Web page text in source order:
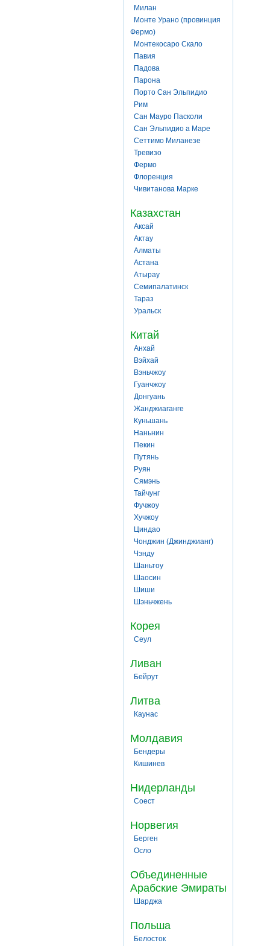
Милан
Монте Урано (провинция
Фермо)
Монтекосаро Скало
Павия
Падова
Парона
Порто Сан Эльпидио
Рим
Сан Мауро Пасколи
Сан Эльпидио а Маре
Сеттимо Миланезе
Тревизо
Фермо
Флоренция
Чивитанова Марке
Казахстан
Аксай
Актау
Алматы
Астана
Атырау
Семипалатинск
Тараз
Уральск
Китай
Анхай
Вэйхай
Вэньчжоу
Гуанчжоу
Донгуань
Жанджиаганге
Куньшань
Наньнин
Пекин
Путянь
Руян
Сямэнь
Тайчунг
Фучжоу
Хучжоу
Циндао
Чонджин (Джинджианг)
Чэнду
Шаньтоу
Шаосин
Шиши
Шэньчжень
Корея
Сеул
Ливан
Бейрут
Литва
Каунас
Молдавия
Бендеры
Кишинев
Нидерланды
Соест
Норвегия
Берген
Осло
Объединенные
Арабские Эмираты
Шарджа
Польша
Белосток